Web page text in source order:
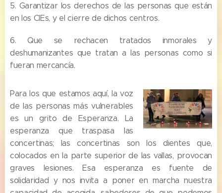
5. Garantizar los derechos de las personas que están
en los CIEs, y el cierre de dichos centros.
6. Que se rechacen tratados inmorales y
deshumanizantes que tratan a las personas como si
fueran mercancía.
Para los que estamos aquí, la voz
de las personas más vulnerables
es un grito de Esperanza. La
esperanza que traspasa las
concertinas; las concertinas son los dientes que,
colocados en la parte superior de las vallas, provocan
graves lesiones. Esa esperanza es fuente de
solidaridad y nos invita a poner en marcha nuestra